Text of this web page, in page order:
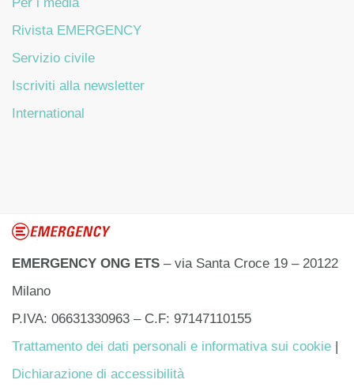
Rivista EMERGENCY
Servizio civile
Iscriviti alla newsletter
International
EMERGENCY ONG ETS – via Santa Croce 19 – 20122
Milano
P.IVA: 06631330963 – C.F: 97147110155
Trattamento dei dati personali e informativa sui cookie
Dichiarazione di accessibilità